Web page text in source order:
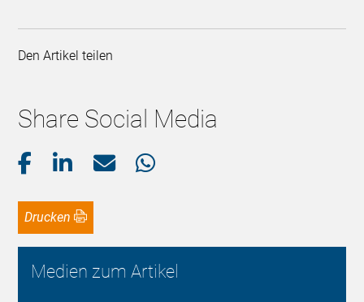
Den Artikel teilen
Share Social Media
Drucken
Medien zum Artikel